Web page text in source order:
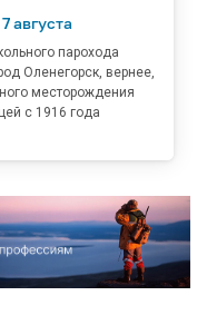
августа
парохода
Оленегорск, вернее,
месторождения
с 1916 года